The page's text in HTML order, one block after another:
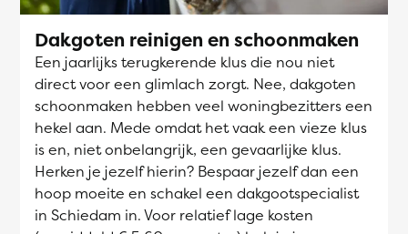
Dakgoten reinigen en schoonmaken
Een jaarlijks terugkerende klus die nou niet
direct voor een glimlach zorgt. Nee, dakgoten
schoonmaken hebben veel woningbezitters een
hekel aan. Mede omdat het vaak een vieze klus
is en, niet onbelangrijk, een gevaarlijke klus.
Herken je jezelf hierin? Bespaar jezelf dan een
hoop moeite en schakel een dakgootspecialist
in Schiedam in. Voor relatief lage kosten